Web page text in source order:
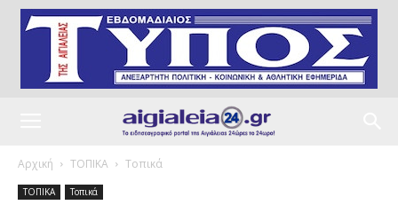
Αρχική ΤΟΠΙΚΑ Τοπικά
ΤΟΠΙΚΑ Τοπικά